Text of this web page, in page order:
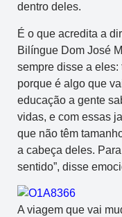
dentro deles.
É o que acredita a
Bilíngue Dom José
sempre disse a eles:
porque é algo que
educação a gente
vidas, e com essas
que não têm
a cabeça deles.
sentido”, disse
A viagem que vai